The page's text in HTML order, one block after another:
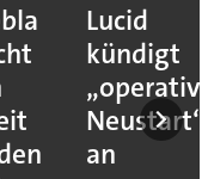
Lucid
kündigt
Neustart“
an